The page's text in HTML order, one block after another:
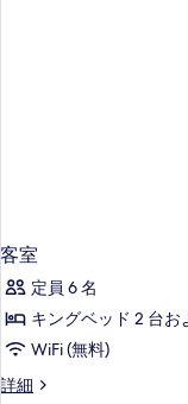
イ
ベ
ー
ト
プ
ー
プ
イ
ベ
ト
プ
客室
定員 6 名
キングベッド 2 台お
WiFi (無料)
詳細
客